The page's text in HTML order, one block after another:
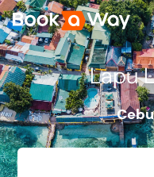
Lapu
Cebu